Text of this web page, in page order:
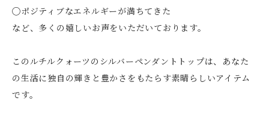
◯ポジティブなエネルギーが満ちてきた
など、多くの嬉しいお声をいただいております。
このルチルクォーツのシルバーペンダントトップは、あなた
の生活に独自の輝きと豊かさをもたらす素晴らしいアイテム
です。